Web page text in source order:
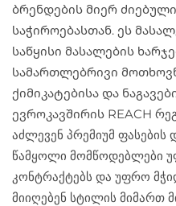
ბრენდების მიერ
საჭიროებასთან. ეს
საწყისი მასალების
სამართლებრივი
ქიმიკატებისა და
ევროკავშირის REACH
აძლევენ პრემიუმ ფასების
წამყოლი მომწოდებლები
კონტრაქტებს და უფრო
მიიღებენ სტილის მიმართ